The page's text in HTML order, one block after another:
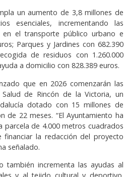
un aumento de 3,8 millones de
esenciales, incrementando las
el transporte público urbano e
Parques y Jardines con 682.390
de residuos con 1.260.000
a domicilio con 828.389 euros.
que en 2026 comenzarán las
de Rincón de la Victoria, un
dotado con 15 millones de
de 22 meses. “El Ayuntamiento ha
parcela de 4.000 metros cuadrados
financiar la redacción del proyecto
señalado.
también incrementa las ayudas al